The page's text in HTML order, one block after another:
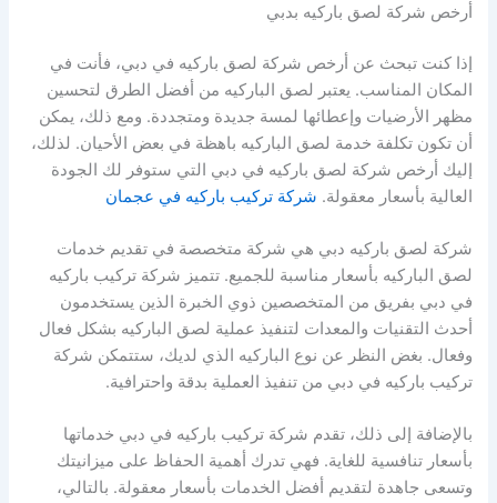
أرخص شركة لصق باركيه بدبي
إذا كنت تبحث عن أرخص شركة لصق باركيه في دبي، فأنت في
المكان المناسب. يعتبر لصق الباركيه من أفضل الطرق لتحسين
مظهر الأرضيات وإعطائها لمسة جديدة ومتجددة. ومع ذلك، يمكن
أن تكون تكلفة خدمة لصق الباركيه باهظة في بعض الأحيان. لذلك،
إليك أرخص شركة لصق باركيه في دبي التي ستوفر لك الجودة
العالية بأسعار معقولة. شركة تركيب باركيه في عجمان
شركة لصق باركيه دبي هي شركة متخصصة في تقديم خدمات
لصق الباركيه بأسعار مناسبة للجميع. تتميز شركة تركيب باركيه
في دبي بفريق من المتخصصين ذوي الخبرة الذين يستخدمون
أحدث التقنيات والمعدات لتنفيذ عملية لصق الباركيه بشكل فعال
وفعال. بغض النظر عن نوع الباركيه الذي لديك، ستتمكن شركة
تركيب باركيه في دبي من تنفيذ العملية بدقة واحترافية.
بالإضافة إلى ذلك، تقدم شركة تركيب باركيه في دبي خدماتها
بأسعار تنافسية للغاية. فهي تدرك أهمية الحفاظ على ميزانيتك
وتسعى جاهدة لتقديم أفضل الخدمات بأسعار معقولة. بالتالي،